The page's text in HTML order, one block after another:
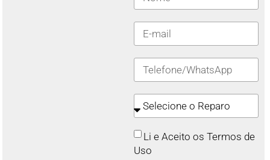
Li e Aceito os Termos de
Uso